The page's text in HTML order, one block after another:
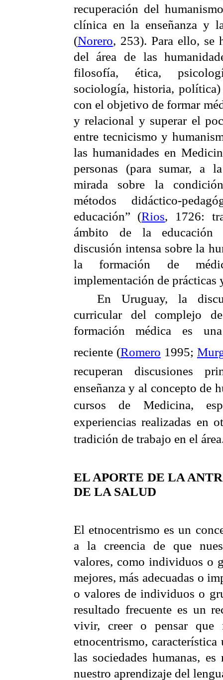
recuperación del
clínica en la enseñanza y
(Norero, 253). Para ello, se
del área de las
filosofía, ética,
sociología, historia,
con el objetivo de formar
y relacional y superar el
entre tecnicismo y
las humanidades en
personas (para sumar, a
mirada sobre la
métodos didáctico-
educación” (Rios, 1726:
ámbito de la educación
discusión intensa sobre la
la formación de
implementación de prácticas
En Uruguay, la
curricular del complejo
formación médica es
reciente (Romero 1995;
recuperan discusiones
enseñanza y al concepto de
cursos de Medicina,
experiencias realizadas en
tradición de trabajo en el
EL APORTE DE LA
DE LA SALUD
El etnocentrismo es un
a la creencia de que
valores, como individuos o
mejores, más adecuadas o
o valores de individuos o
resultado frecuente es un
vivir, creer o pensar que
etnocentrismo,
las sociedades humanas,
nuestro aprendizaje del